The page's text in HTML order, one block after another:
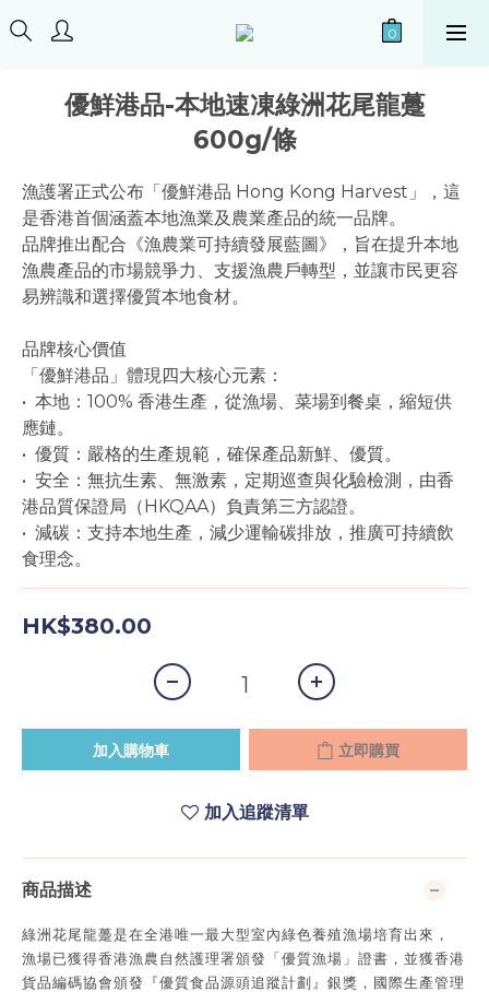
優鮮港品-本地速凍綠洲花尾龍躉
600g/條
漁護署正式公布「優鮮港品 Hong Kong Harvest」，這
是香港首個涵蓋本地漁業及農業產品的統一品牌。
品牌推出配合《漁農業可持續發展藍圖》，旨在提升本地
漁農產品的市場競爭力、支援漁農戶轉型，並讓市民更容
易辨識和選擇優質本地食材。
品牌核心價值
「優鮮港品」體現四大核心元素：
•  本地：100% 香港生產，從漁場、菜場到餐桌，縮短供
應鏈。
•  優質：嚴格的生產規範，確保產品新鮮、優質。
•  安全：無抗生素、無激素，定期巡查與化驗檢測，由香
港品質保證局（HKQAA）負責第三方認證。
•  減碳：支持本地生產，減少運輸碳排放，推廣可持續飲
食理念。
HK$380.00
加入購物車 立即購買
加入追蹤清單
商品描述
綠洲花尾龍躉是在全港唯一最大型室內綠色養殖漁場培育出來，
漁場已獲得香港漁農自然護理署頒發「優質漁場」證書，並獲香港
貨品編碼協會頒發『優質食品源頭追蹤計劃』銀獎，國際生產管理